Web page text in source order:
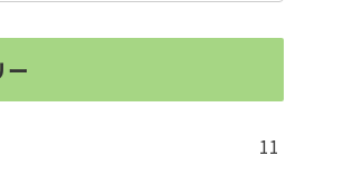
ー
11